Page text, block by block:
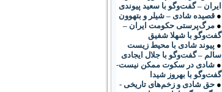
ایران – گفت‌وگو با سعید پیوندی
● قصیده شادی – شیلر و بتهوون
● مرگ‌پرستی حکومت ایران –
گفت‌وگو با شهلا شفیق
● پیوند شادی با محیط زیست
سالم – گفت‌وگو با جلال ایجادی
● شادی در سکوت ممکن نیست-
گفت‌وگو با بهروز شیدا
● حق شادی و زخم‌های تاریخی -